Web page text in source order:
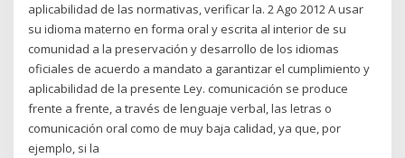
aplicabilidad de las normativas, verificar la. 2 Ago 2012 A usar
su idioma materno en forma oral y escrita al interior de su
comunidad a la preservación y desarrollo de los idiomas
oficiales de acuerdo a mandato a garantizar el cumplimiento y
aplicabilidad de la presente Ley. comunicación se produce
frente a frente, a través de lenguaje verbal, las letras o
comunicación oral como de muy baja calidad, ya que, por
ejemplo, si la